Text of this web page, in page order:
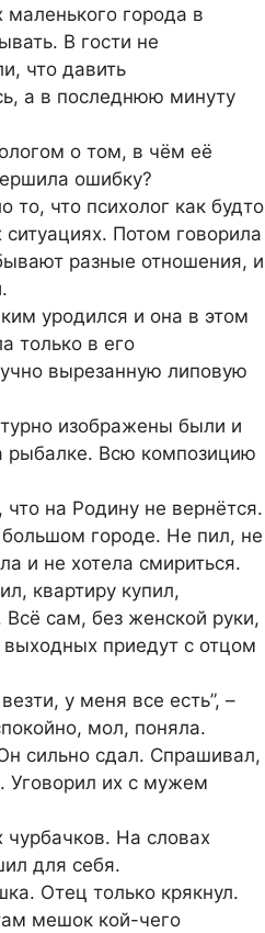
города в
В гости не
что давить
а в последнюю минуту
о том, в чём её
ошибку?
что психолог как будто
Потом говорила
разные отношения, и
уродился и она в этом
только в его
вырезанную липовую
изображены были и
рыбалке. Всю композицию
на Родину не вернётся.
большом городе. Не пил, не
и не хотела смириться.
квартиру купил,
сам, без женской руки,
выходных приедут с отцом
у меня все есть”, –
мол, поняла.
сильно сдал. Спрашивал,
Уговорил их с мужем
На словах
для себя.
Отец только крякнул.
мешок кой-чего